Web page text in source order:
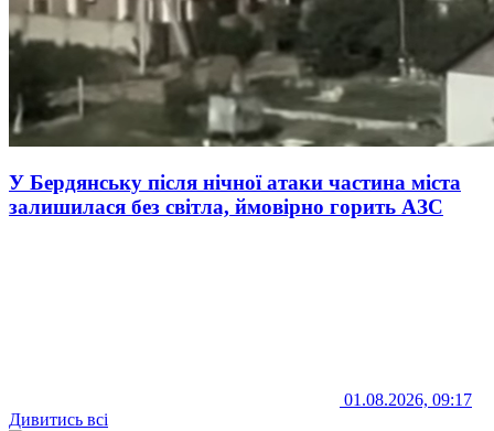
У Бердянську після нічної атаки частина міста
залишилася без світла, ймовірно горить АЗС
01.08.2026, 09:17
Дивитись всі